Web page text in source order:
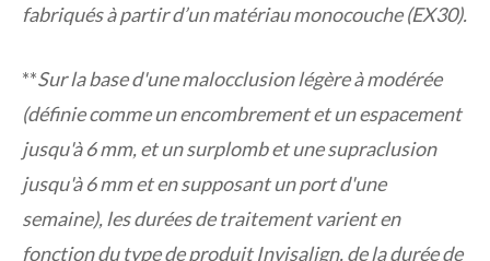
fabriqués à partir d’un matériau monocouche (EX30).
**Sur la base d'une malocclusion légère à modérée
(définie comme un encombrement et un espacement
jusqu'à 6 mm, et un surplomb et une supraclusion
jusqu'à 6 mm et en supposant un port d'une
semaine), les durées de traitement varient en
fonction du type de produit Invisalign, de la durée de